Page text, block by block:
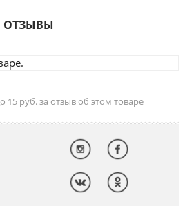
ОТЗЫВЫ
15 руб. за отзыв об этом товаре